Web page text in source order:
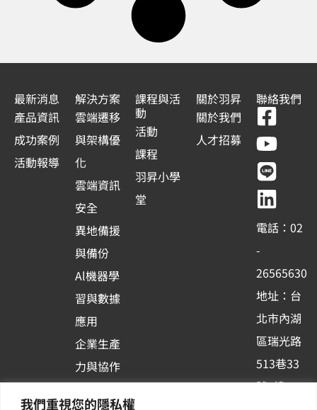
我們重視您的隱私權
最新消息
產品資訊
成功案例
活動報導
解決方案
雲端遷移
與架構優
化
雲端資訊
安全
異地備援
與備份
Al機器學
習與數據
應用
企業生產
力與協作
課程與活
動
活動
課程
羽昇小學
堂
關於羽昇
關於我們
人才招募
聯絡我們
F
a
c
e
b
o
o
k
-
s
q
u
a
r
Y
o
u
t
u
b
e
L
i
n
e
L
i
n
k
e
d
i
n
電話：02
-
26565630
地址：台
北市內湖
區瑞光路
513巷33
號6樓